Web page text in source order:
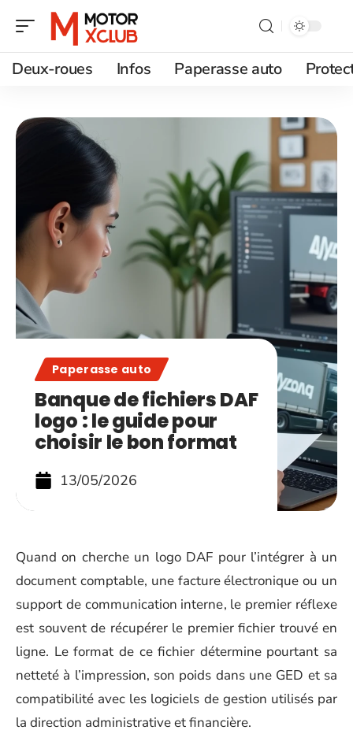
Deux-roues Infos Paperasse auto
Paperasse auto
Banque de fichiers DAF
logo : le guide pour
choisir le bon format
13/05/2026
Quand on cherche un logo DAF pour l’intégrer à un
document comptable, une facture électronique ou un
support de communication interne, le premier réflexe
est souvent de récupérer le premier fichier trouvé en
ligne. Le format de ce fichier détermine pourtant sa
netteté à l’impression, son poids dans une GED et sa
compatibilité avec les logiciels de gestion utilisés par
la direction administrative et financière.